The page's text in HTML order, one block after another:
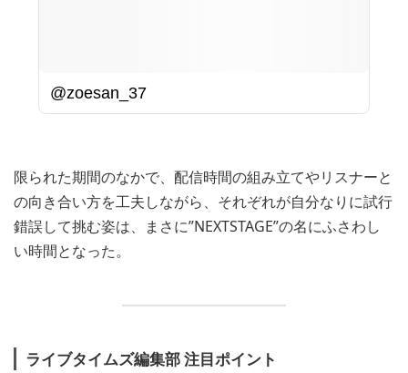
@zoesan_37
限られた期間のなかで、配信時間の組み立てやリスナーと
の向き合い方を工夫しながら、それぞれが自分なりに試行
錯誤して挑む姿は、まさに”NEXTSTAGE”の名にふさわし
い時間となった。
ライブタイムズ編集部 注目ポイント